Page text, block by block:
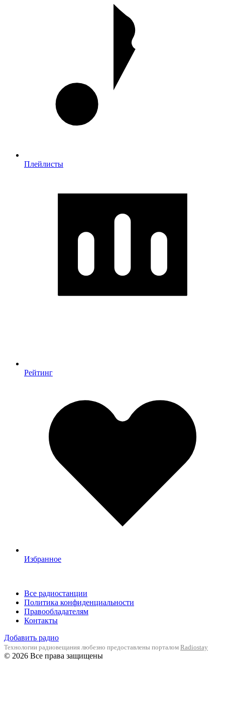
Плейлисты
Рейтинг
Избранное
Все радиостанции
Политика конфиденциальности
Правообладателям
Контакты
Добавить радио
Технологии радиовещания любезно предоставлены порталом Radiostay
© 2026 Все права защищены